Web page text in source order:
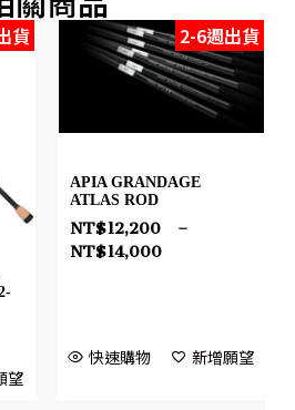
貨
望
2-6週出貨
APIA GRANDAGE
ATLAS ROD
NT$12,200
–
NT$14,000
快速購物 新增願望